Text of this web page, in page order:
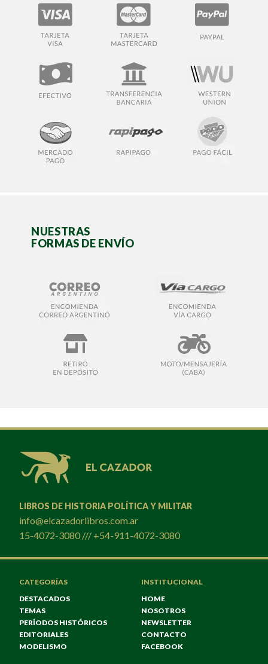
NUESTRAS
FORMAS DE ENVÍO
LIBROS DE HISTORIA POLÍTICA Y MILITAR
info@elcazadorlibros.com.ar
15-4072-3080 /// +54-911-4072-3080
CATEGORÍAS
DESTACADOS
TEMAS
PERÍODOS HISTÓRICOS
EDITORIALES
MODELISMO
INSTITUCIONAL
HOME
NOSOTROS
NEWSLETTER
CONTACTO
FACEBOOK